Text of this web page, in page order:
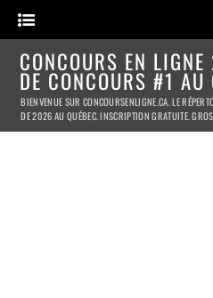
CONCOURS EN
DE CONCOURS #1 AU
BIENVENUE SUR CONCOURSENLIGNE.CA. LE
DE 2026 AU QUÉBEC. INSCRIPTION GRATUITE.